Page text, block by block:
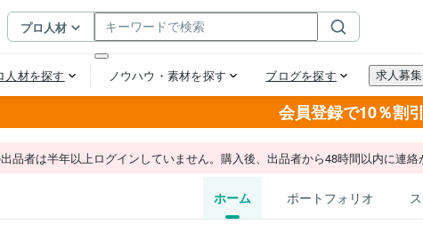
会員登録で10％割
品者は半年以上ログインしていません。購入後、出品者から48時間以内に連絡
ホーム ポートフォリオ